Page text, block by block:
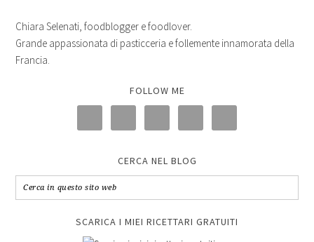
Chiara Selenati, foodblogger e foodlover.
Grande appassionata di pasticceria e follemente innamorata della
Francia.
FOLLOW ME
CERCA NEL BLOG
SCARICA I MIEI RICETTARI GRATUITI